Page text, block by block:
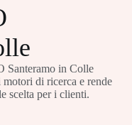
Santeramo in Colle
di ricerca e rende
scelta per i clienti.